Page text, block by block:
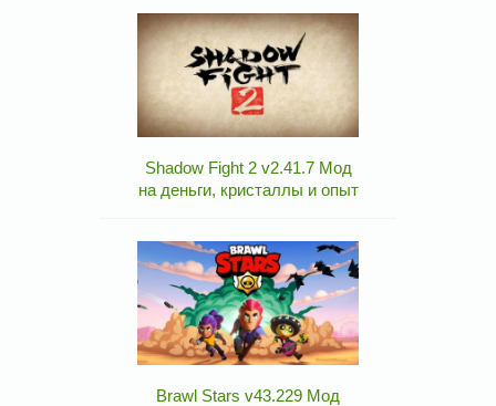
Shadow Fight 2 v2.41.7 Мод
на деньги, кристаллы и опыт
Brawl Stars v43.229 Мод